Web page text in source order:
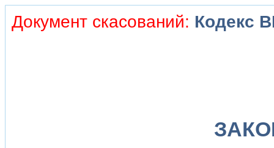
Документ скасований: Кодекс